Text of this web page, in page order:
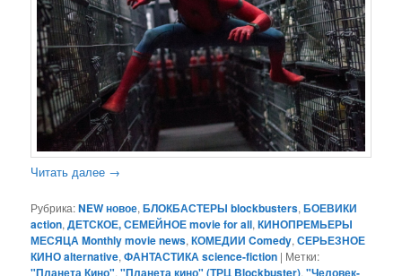
Читать далее →
Рубрика:NEW новое,БЛОКБАСТЕРЫ blockbusters,БОЕВИКИ
action,ДЕТСКОЕ, СЕМЕЙНОЕ movie for all,КИНОПРЕМЬЕРЫ
МЕСЯЦА Monthly movie news,КОМЕДИИ Comedy,СЕРЬЕЗНОЕ
КИНО alternative,ФАНТАСТИКА science-fiction | Метки:
"Планета Кино","Планета кино" (ТРЦ Blockbuster),"Человек-